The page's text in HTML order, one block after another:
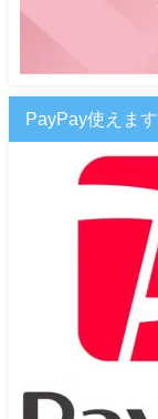
PayPay使えます